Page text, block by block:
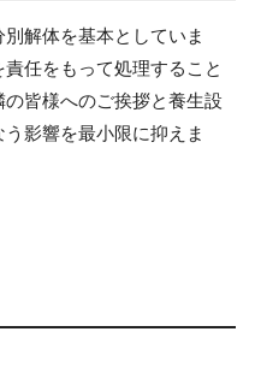
解体を基本としていま
任をもって処理すること
皆様へのご挨拶と養生設
影響を最小限に抑えま